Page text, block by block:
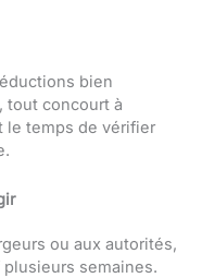
bien
tout concourt à
le temps de vérifier
ou aux autorités,
semaines.